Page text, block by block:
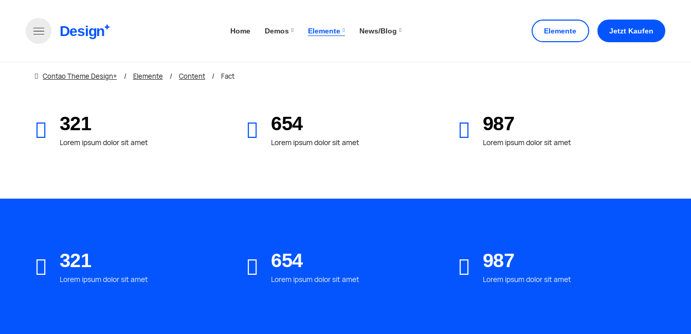
Design⁺ Navigation überspringen
Home Demos Elemente News/Blog Elemente Jetzt Kaufen
Contao Theme Design+ Elemente Content Fact
321
Lorem ipsum dolor sit amet
654
Lorem ipsum dolor sit amet
987
Lorem ipsum dolor sit amet
321
Lorem ipsum dolor sit amet
654
Lorem ipsum dolor sit amet
987
Lorem ipsum dolor sit amet